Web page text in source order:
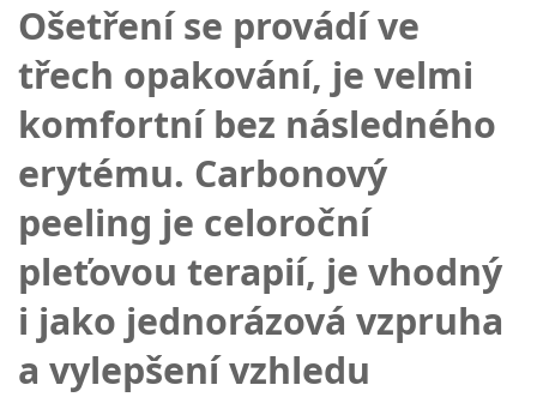
Ošetření se provádí ve
třech opakování, je velmi
komfortní bez následného
erytému. Carbonový
peeling je celoroční
pleťovou terapií, je vhodný
i jako jednorázová vzpruha
a vylepšení vzhledu